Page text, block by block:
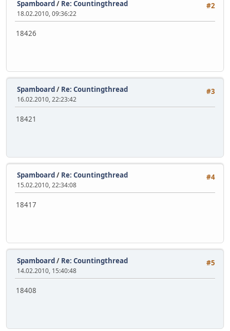
#2
Spamboard/ Re: Countingthread
18.02.2010, 09:36:22
18426
#3
Spamboard/ Re: Countingthread
16.02.2010, 22:23:42
18421
#4
Spamboard/ Re: Countingthread
15.02.2010, 22:34:08
18417
#5
Spamboard/ Re: Countingthread
14.02.2010, 15:40:48
18408